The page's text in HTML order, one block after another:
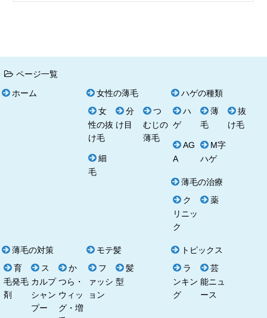
ページ一覧
ホーム
女性の薄毛
女
性の抜
け毛
分
け目
つ
むじの
薄毛
細
毛
ハゲの種類
ハ
ゲ
薄
毛
抜
け毛
AG
A
M字
ハゲ
薄毛の治療
ク
リニッ
ク
薬
薄毛の対策
育
毛発毛
剤
ス
カルプ
シャン
プー
か
つら・
ウィッ
グ・増
モテ髪
フ
ァッシ
ョン
髪
型
トピックス
ラ
ンキン
グ
芸
能ニュ
ース